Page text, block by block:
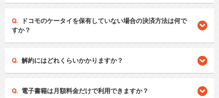
ドコモのケータイを保有していない場合の決済方法は何で
すか？
解約にはどれくらいかかりますか？
電子書籍は月額料金だけで利用できますか？